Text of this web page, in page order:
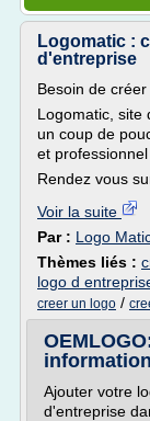
Logomatic :
d'entreprise
Besoin de
Logomatic, site
un coup de
et professionnel
Rendez vous
Voir la suite
Par : Logo
Thèmes liés :
logo d
creer un logo /
Ajouter votre
d'entreprise